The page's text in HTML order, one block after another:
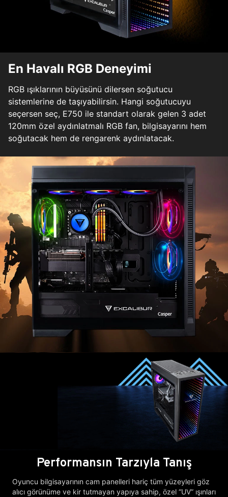
En Havalı RGB Deneyimi
RGB ışıklarının büyüsünü dilersen soğutucu
sistemlerine de taşıyabilirsin. Hangi soğutucuyu
seçersen seç, E750 ile standart olarak gelen 3 adet
120mm özel aydınlatmalı RGB fan, bilgisayarını hem
soğutacak hem de rengarenk aydınlatacak.
Performansın Tarzıyla Tanış
Oyuncu bilgisayarının cam panelleri hariç tüm yüzeyleri göz
alıcı görünüme ve kir tutmayan yapıya sahip, özel “UV” ışınları